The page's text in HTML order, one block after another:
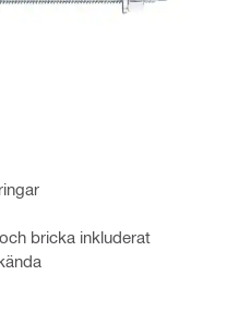
bricka inkluderat